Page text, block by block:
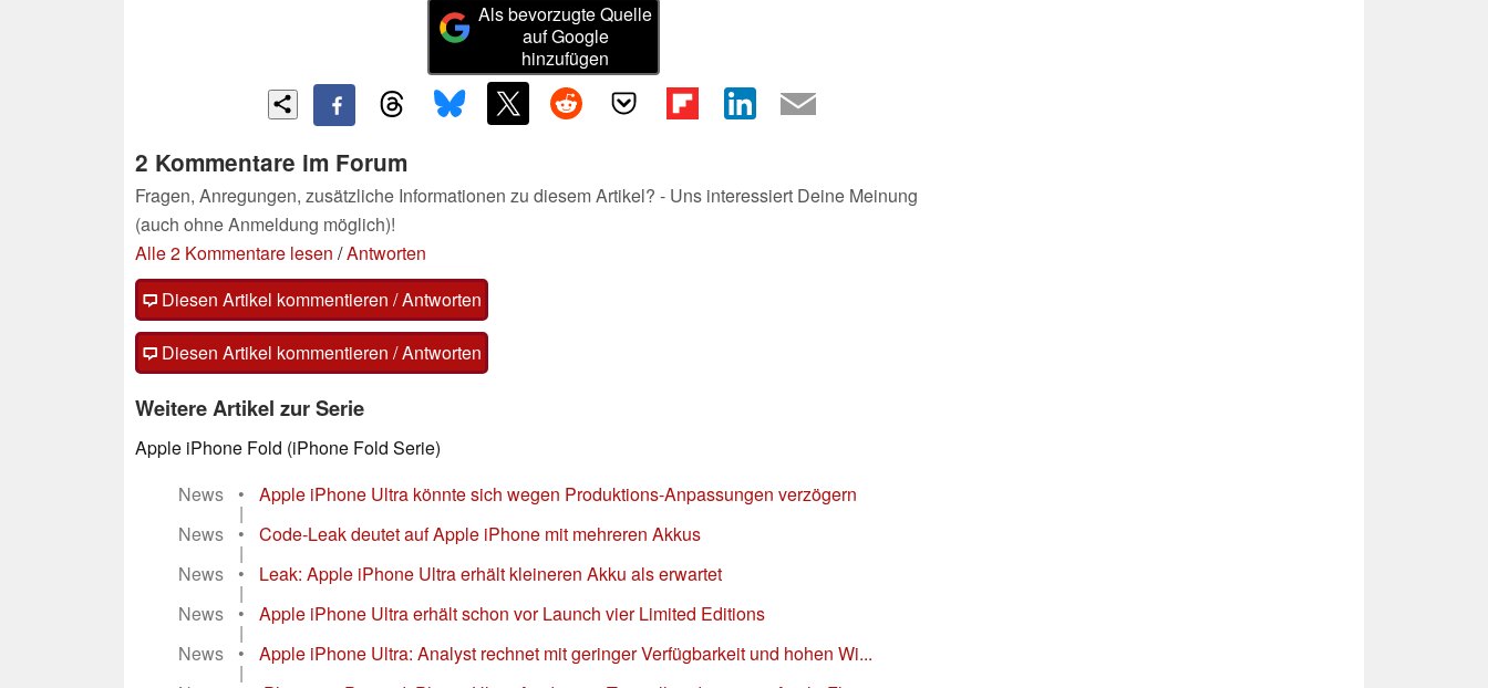
Als bevorzugte Quelle
auf Google
hinzufügen
2 Kommentare im Forum
Fragen, Anregungen, zusätzliche Informationen zu diesem Artikel? - Uns interessiert Deine Meinung
(auch ohne Anmeldung möglich)!
Alle 2 Kommentare lesen /Antworten
Diesen Artikel kommentieren / Antworten
Diesen Artikel kommentieren / Antworten
Weitere Artikel zur Serie
Apple iPhone Fold (iPhone Fold Serie)
News
• Apple iPhone Ultra könnte sich wegen Produktions-Anpassungen verzögern
|
News
• Code-Leak deutet auf Apple iPhone mit mehreren Akkus
|
News
• Leak: Apple iPhone Ultra erhält kleineren Akku als erwartet
|
News
• Apple iPhone Ultra erhält schon vor Launch vier Limited Editions
|
News
• Apple iPhone Ultra: Analyst rechnet mit geringer Verfügbarkeit und hohen Wi...
|